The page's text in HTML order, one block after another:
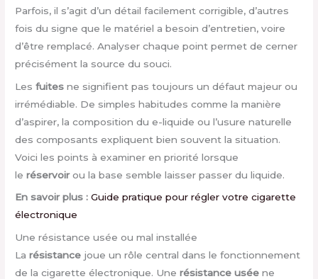
Parfois, il s’agit d’un détail facilement corrigible, d’autres
fois du signe que le matériel a besoin d’entretien, voire
d’être remplacé. Analyser chaque point permet de cerner
précisément la source du souci.
Lesfuites ne signifient pas toujours un défaut majeur ou
irrémédiable. De simples habitudes comme la manière
d’aspirer, la composition du e-liquide ou l’usure naturelle
des composants expliquent bien souvent la situation.
Voici les points à examiner en priorité lorsque
leréservoirou la base semble laisser passer du liquide.
En savoir plus :Guide pratique pour régler votre cigarette
électronique
Une résistance usée ou mal installée
Larésistance joue un rôle central dans le fonctionnement
de la cigarette électronique. Unerésistance usée ne